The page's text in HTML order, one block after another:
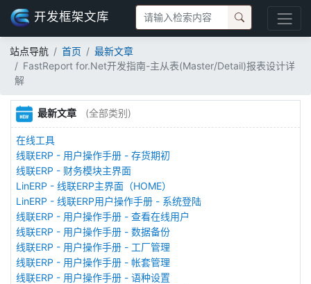
开发框架文库
站点导航 首页
最新文章
FastReport for.Net开发指南-主从表(Master/Detail)报表设计详
解
最新文章 (全部类别)
在线工具
线联ERP - 用户操作手册 - 存货期初
线联ERP - 财务模块主界面
LinERP - 线联ERP主界面（HOME）
LinERP - 线联ERP用户操作手册 - 系统登陆
线联ERP - 用户操作手册 - 查看在线用户
线联ERP - 用户操作手册 - 数据备份
线联ERP - 用户操作手册 - 工厂管理
线联ERP - 用户操作手册 - 帐套管理
线联ERP - 用户操作手册 - 语种设置